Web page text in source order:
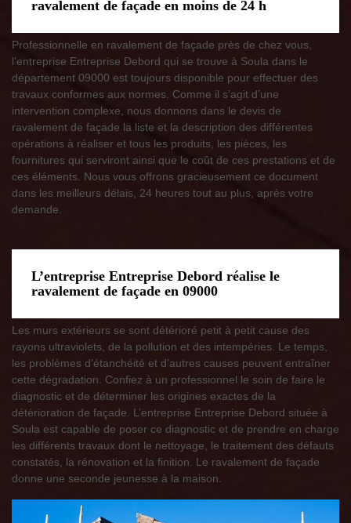
ravalement de façade en moins de 24 h
Professionnelle en ravalement de façade près de chez vous,
l’entreprise Entreprise Debord qui se trouve à Soula dans le
département 09000 est toujours disponible pour effectuer des
travaux conformes aux normes. Comme il s’agit d’une
intervention complexe, nous donnons dans le devis de
ravalement de façade la liste et la description des différentes
opérations à réaliser et tous les produits, les pièces, les
fournitures qui serviront ainsi que le coût de ces prestations et de
ces éléments. Nous vous offrons gracieusement ce document
dans les meilleurs délais, 24 heures tout au plus, après votre
demande.
L’entreprise Entreprise Debord réalise le
ravalement de façade en 09000
Les murs extérieurs se sont détérioré petit à petit cause des
rayons ultraviolets, de la pollution et des intempéries. Le temps,
les problèmes d’étanchéité et d’autres causes peuvent entraîner
cette dégradation. Confiez à un professionnel le soin de faire le
diagnostic et de déterminer les origines exactes de la
détérioration de façade. L’entreprise Entreprise Debord située à
Soula est capable de poser ce diagnostic et de prendre en charge
les différents travaux dont le nettoyage, le traitement des défauts
constatés, la rénovation et la finition. Le ravalement de façade
donne une seconde jeunesse à la maison.